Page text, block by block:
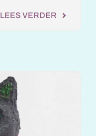
LEES VERDER